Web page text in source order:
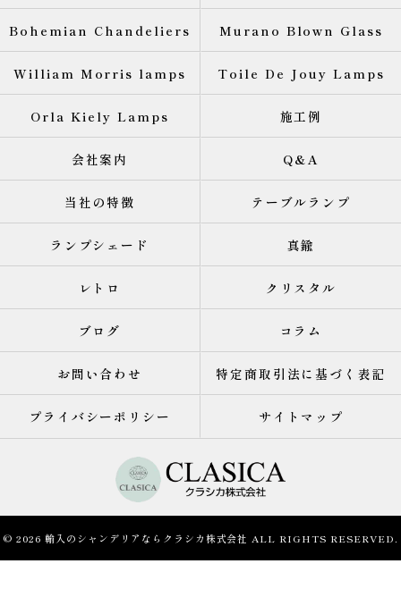
Bohemian Chandeliers Murano Blown Glass
William Morris lamps Toile De Jouy Lamps
Orla Kiely Lamps 施工例
会社案内 Q&A
当社の特徴 テーブルランプ
ランプシェード 真鍮
レトロ クリスタル
ブログ コラム
お問い合わせ 特定商取引法に基づく表記
プライバシーポリシー サイトマップ
© 2026 輸入のシャンデリアならクラシカ株式会社 ALL RIGHTS RESERVED.